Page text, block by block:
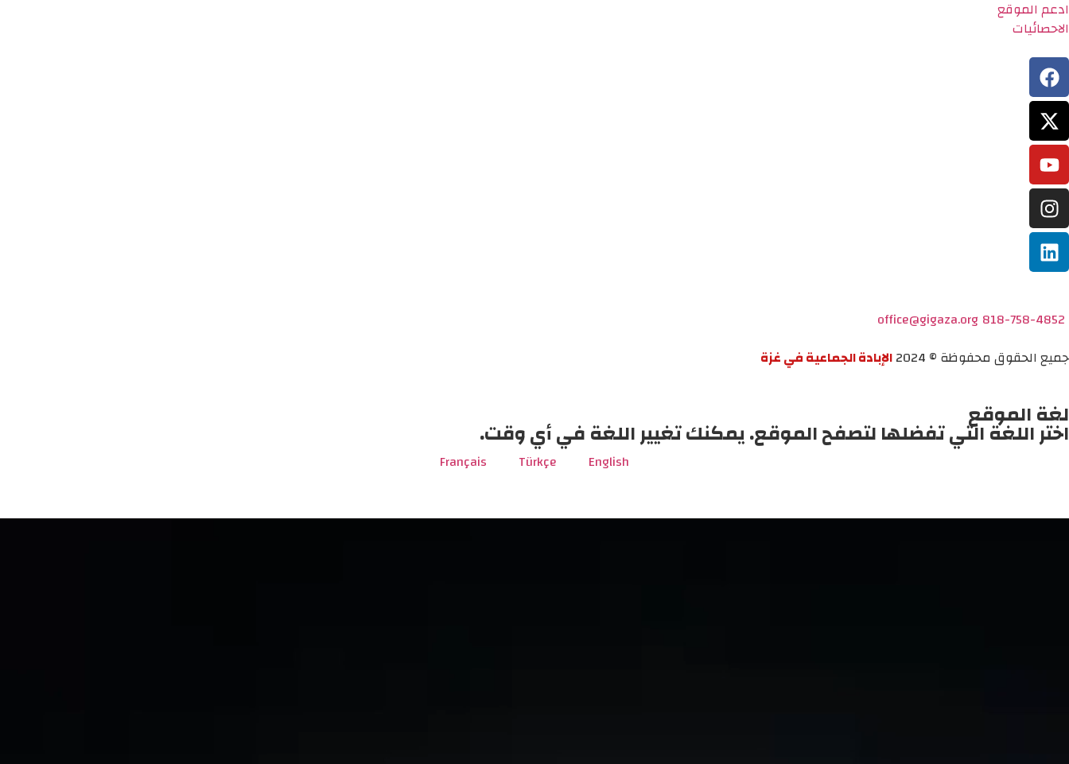
ادعم الموقع
الاحصائيات
818-758-4852
office@gigaza.org
جميع الحقوق محفوظة © 2024
الإبادة الجماعية في غزة
لغة الموقع
اختر اللغة التي تفضلها لتصفح الموقع. يمكنك تغيير اللغة في أي وقت.
English
Türkçe
Français